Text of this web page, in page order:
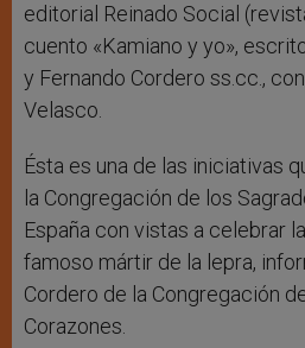
editorial Reinado Social
cuento «Kamiano y yo»,
y Fernando Cordero ss.cc.,
Velasco.
Ésta es una de las iniciativas
la Congregación de los
España con vistas a celebrar
famoso mártir de la lepra,
Cordero de la Congregación
Corazones.